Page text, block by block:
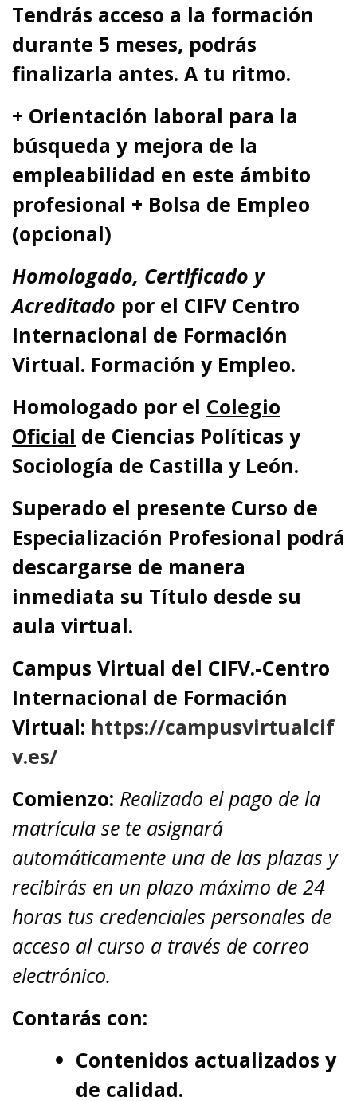
Tendrás acceso a la formación
durante 5 meses, podrás
finalizarla antes. A tu ritmo.
+ Orientación laboral para la
búsqueda y mejora de la
empleabilidad en este ámbito
profesional + Bolsa de Empleo
(opcional)
Homologado, Certificado y
Acreditado por el CIFV Centro
Internacional de Formación
Virtual. Formación y Empleo.
Homologado por el Colegio
Oficial de Ciencias Políticas y
Sociología de Castilla y León.
Superado el presente Curso de
Especialización Profesional podrá
descargarse de manera
inmediata su Título desde su
aula virtual.
Campus Virtual del CIFV.-Centro
Internacional de Formación
Virtual: https://campusvirtualcif
v.es/
Comienzo: Realizado el pago de la
matrícula se te asignará
automáticamente una de las plazas y
recibirás en un plazo máximo de 24
horas tus credenciales personales de
acceso al curso a través de correo
electrónico.
Contarás con:
Contenidos actualizados y
de calidad.